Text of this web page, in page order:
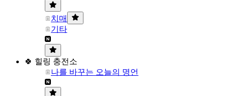
치매
기타
🍀 힐링 충전소
나를 바꾸는 오늘의 명언